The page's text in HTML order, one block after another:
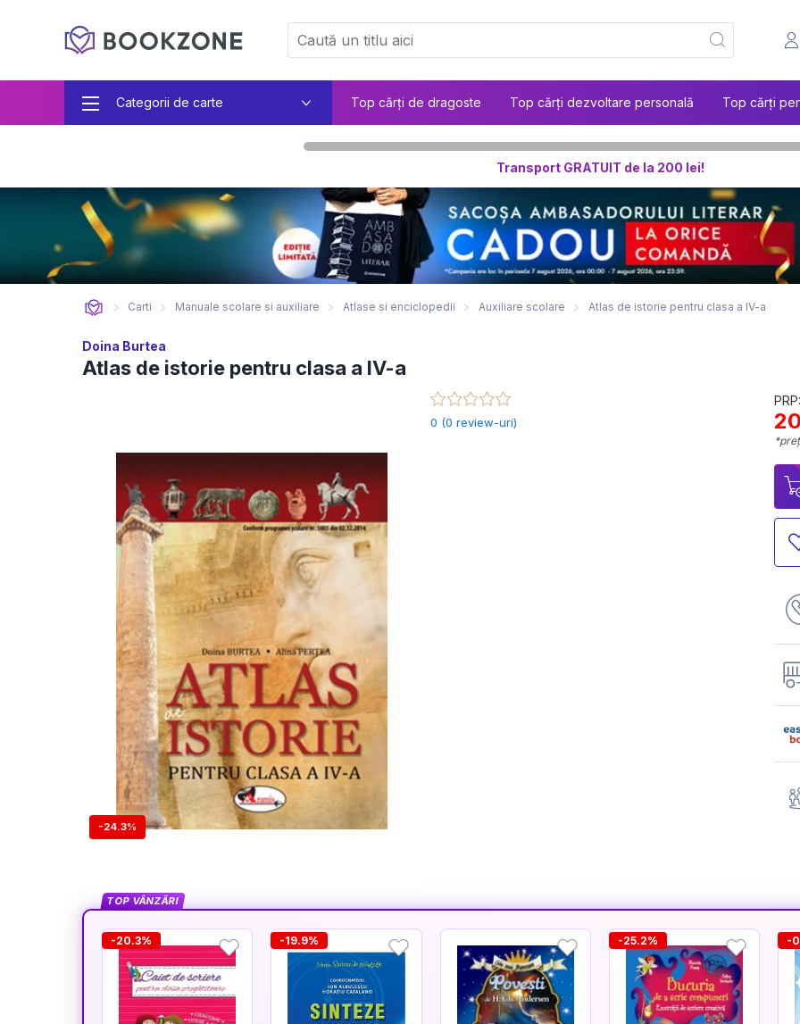
Categorii de carte Top cărți de dragoste Top cărți dezvoltare personală Top cărți
Transport GRATUIT de la 200 lei!
Carti Manuale scolare si auxiliare Atlase si enciclopedii Auxiliare scolare Atlas de istorie pentru clasa a IV-a
Doina Burtea
Atlas de istorie pentru clasa a IV-a
-24.3%
0 (0 review-uri)
TOP VÂNZĂRI
-20.3% -19.9% -25.2% -